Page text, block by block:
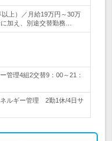
上）／月給19万円～30万
加え、別途交替勤務…
管理4組2交替9：00～21：
ルギー管理 2勤1休/4日サ